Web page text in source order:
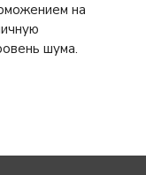
на
шума.